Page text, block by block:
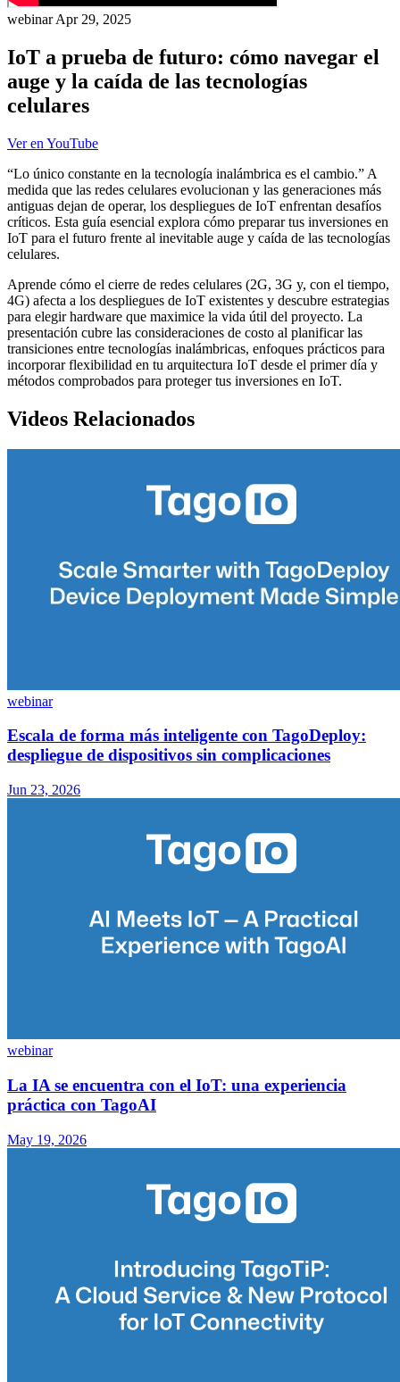
webinarApr 29, 2025
IoT a prueba de futuro: cómo navegar el
auge y la caída de las tecnologías
celulares
Ver en YouTube
“Lo único constante en la tecnología inalámbrica es el cambio.” A
medida que las redes celulares evolucionan y las generaciones más
antiguas dejan de operar, los despliegues de IoT enfrentan desafíos
críticos. Esta guía esencial explora cómo preparar tus inversiones en
IoT para el futuro frente al inevitable auge y caída de las tecnologías
celulares.
Aprende cómo el cierre de redes celulares (2G, 3G y, con el tiempo,
4G) afecta a los despliegues de IoT existentes y descubre estrategias
para elegir hardware que maximice la vida útil del proyecto. La
presentación cubre las consideraciones de costo al planificar las
transiciones entre tecnologías inalámbricas, enfoques prácticos para
incorporar flexibilidad en tu arquitectura IoT desde el primer día y
métodos comprobados para proteger tus inversiones en IoT.
Videos Relacionados
webinar
Escala de forma más inteligente con TagoDeploy:
despliegue de dispositivos sin complicaciones
Jun 23, 2026
webinar
La IA se encuentra con el IoT: una experiencia
práctica con TagoAI
May 19, 2026